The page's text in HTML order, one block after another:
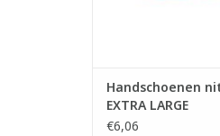
Handschoenen
EXTRA LARGE
€6,06